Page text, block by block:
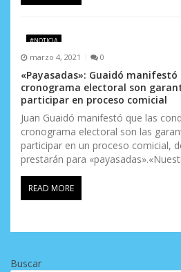
#NOTICIA
marzo 4, 2021 0
«Payasadas»: Guaidó manifestó
cronograma electoral son
participar en proceso comicial
Juan Guaidó manifestó que las
cronograma electoral son las
participar en un proceso comicial,
prestarán para
READ MORE
Buscar